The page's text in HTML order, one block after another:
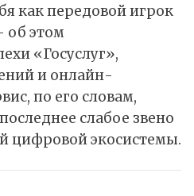
как передовой игрок
об этом
«Госуслуг»,
и онлайн-
по его словам,
слабое звено
цифровой экосистемы.